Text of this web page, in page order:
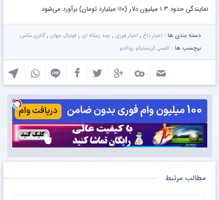
نمایندگی حدود ۱.۳ میلیون دلار (۱۱۰ میلیارد تومان) برآورد می‌شود.
دسته بندی ها : اخبار داغ , اخبار فوری , چند رسانه ای , فوتبال جهان , گالری عکس
برچسب ها : النصر, کریستیانو رونالدو
مطالب مرتبط